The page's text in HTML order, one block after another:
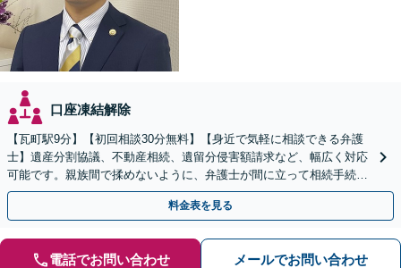
口座凍結解除
【瓦町駅9分】【初回相談30分無料】【身近で気軽に相談できる弁護
士】遺産分割協議、不動産相続、遺留分侵害額請求など、幅広く対応
可能です。親族間で揉めないように、弁護士が間に立って相続手続き
をサポートします。【電話相談可】【休日・夜間対応】
料金表を見る
電話でお問い合わせ メールでお問い合わせ